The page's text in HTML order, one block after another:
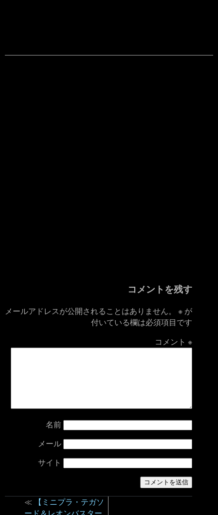
コメントを残す
メールアドレスが公開されることはありません。 ※ が
付いている欄は必須項目です
コメント※
名前
メール
サイト
≪
【ミニプラ・テガソ